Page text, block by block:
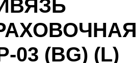
03 (BG) (L)